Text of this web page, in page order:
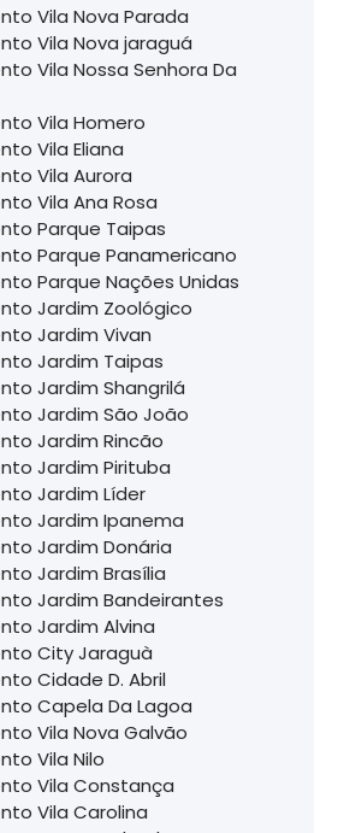
Vila Nova Parada
Vila Nova jaraguá
Vila Nossa Senhora Da
Vila Homero
Vila Eliana
Vila Aurora
Vila Ana Rosa
Parque Taipas
Parque Panamericano
Parque Nações Unidas
Jardim Zoológico
Jardim Vivan
Jardim Taipas
Jardim Shangrilá
Jardim São João
Jardim Rincão
Jardim Pirituba
Jardim Líder
Jardim Ipanema
Jardim Donária
Jardim Brasília
Jardim Bandeirantes
Jardim Alvina
City Jaraguà
Cidade D. Abril
Capela Da Lagoa
Vila Nova Galvão
Vila Nilo
Vila Constança
Vila Carolina